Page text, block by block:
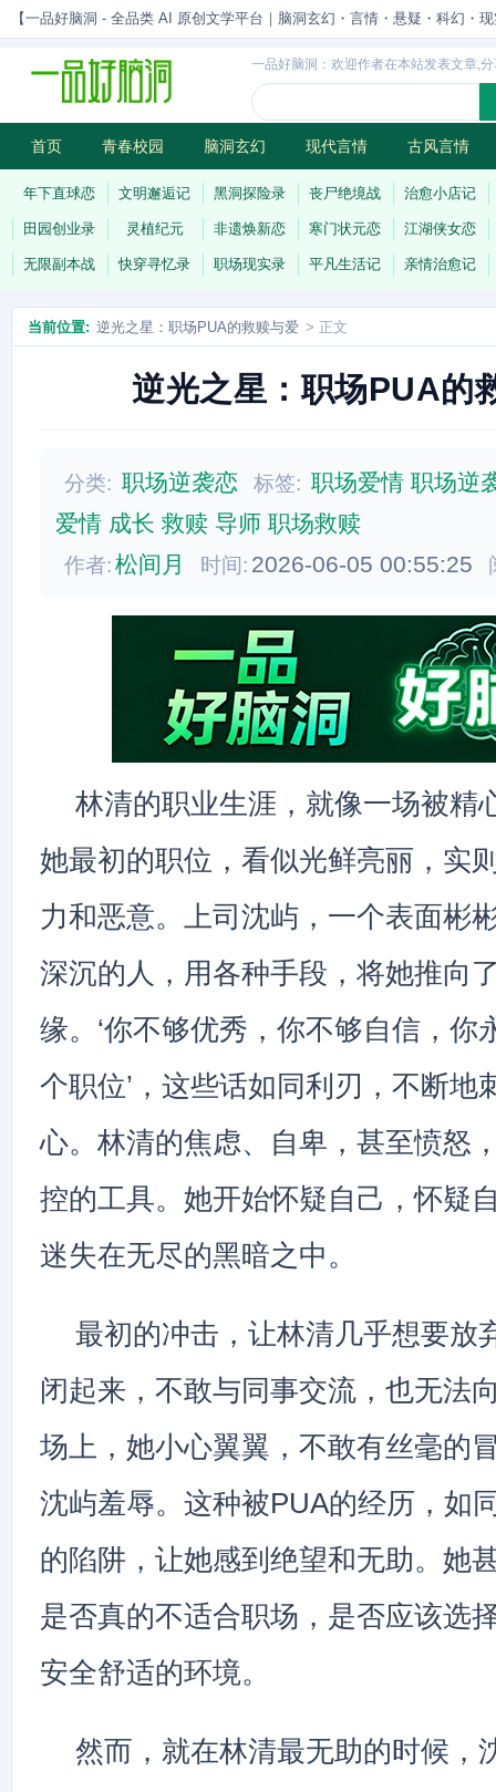
【一品好脑洞 - 全品类 AI 原创文学平台｜脑洞玄幻・言情・悬疑・科幻・
一品好脑洞：欢迎作者在本站发表文章,
首页 青春校园 脑洞玄幻 现代言情 古风言情
历史权谋 武侠江湖 灵异志怪 连载
年下直球恋 文明邂逅记 黑洞探险录 丧尸绝境战 治愈小店记
田园创业录 灵植纪元 非遗焕新恋 寒门状元恋 江湖侠女恋
无限副本战 快穿寻忆录 职场现实录 平凡生活记 亲情治愈记
当前位置: 逆光之星：职场PUA的救赎与爱 > 正文
逆光之星：职场PUA的
分类: 职场逆袭恋 标签: 职场爱情 职场逆
爱情 成长 救赎 导师 职场救赎
作者:松间月 时间: 2026-06-05 00:55:25
林清的职业生涯，就像一场被精
她最初的职位，看似光鲜亮丽，实
力和恶意。上司沈屿，一个表面彬
深沉的人，用各种手段，将她推向
缘。‘你不够优秀，你不够自信，你
个职位’，这些话如同利刃，不断地
心。林清的焦虑、自卑，甚至愤怒
控的工具。她开始怀疑自己，怀疑
迷失在无尽的黑暗之中。
最初的冲击，让林清几乎想要放
闭起来，不敢与同事交流，也无法
场上，她小心翼翼，不敢有丝毫的
沈屿羞辱。这种被PUA的经历，如
的陷阱，让她感到绝望和无助。她
是否真的不适合职场，是否应该选
安全舒适的环境。
然而，就在林清最无助的时候，